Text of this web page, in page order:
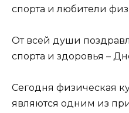
спорта и любители
От всей души
спорта и здоровья –
Сегодня физическая
являются одним из